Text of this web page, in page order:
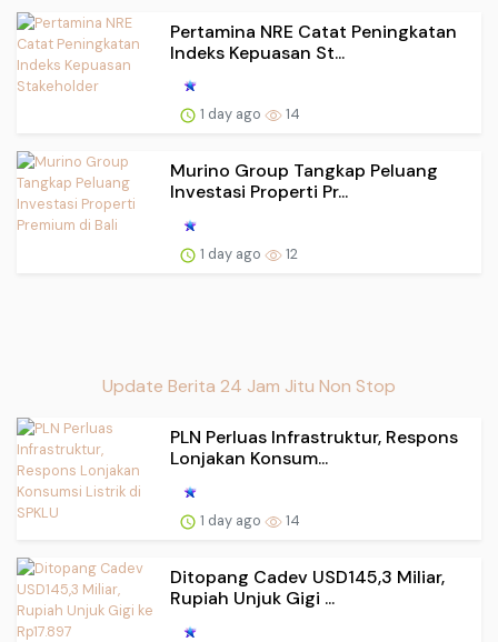
Pertamina NRE Catat Peningkatan
Indeks Kepuasan St...
1 day ago 14
Murino Group Tangkap Peluang
Investasi Properti Pr...
1 day ago 12
Update Berita 24 Jam Jitu Non Stop
PLN Perluas Infrastruktur, Respons
Lonjakan Konsum...
1 day ago 14
Ditopang Cadev USD145,3 Miliar,
Rupiah Unjuk Gigi ...